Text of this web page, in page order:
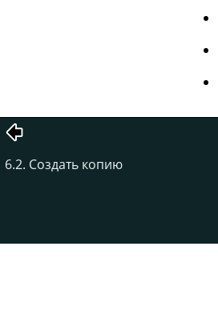
6.2. Создать копию